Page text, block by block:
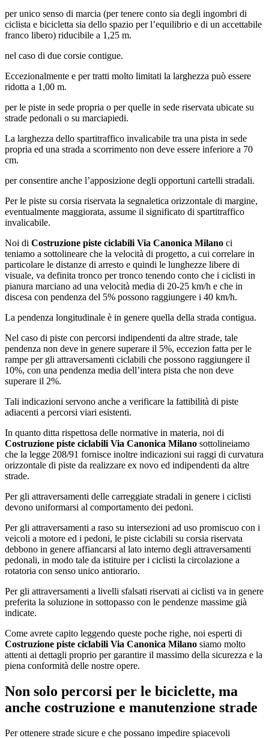
per unico senso di marcia (per tenere conto sia degli ingombri di
ciclista e bicicletta sia dello spazio per l’equilibrio e di un accettabile
franco libero) riducibile a 1,25 m.
nel caso di due corsie contigue.
Eccezionalmente e per tratti molto limitati la larghezza può essere
ridotta a 1,00 m.
per le piste in sede propria o per quelle in sede riservata ubicate su
strade pedonali o su marciapiedi.
La larghezza dello spartitraffico invalicabile tra una pista in sede
propria ed una strada a scorrimento non deve essere inferiore a 70
cm.
per consentire anche l’apposizione degli opportuni cartelli stradali.
Per le piste su corsia riservata la segnaletica orizzontale di margine,
eventualmente maggiorata, assume il significato di spartitraffico
invalicabile.
Noi di Costruzione piste ciclabili Via Canonica Milano ci
teniamo a sottolineare che la velocità di progetto, a cui correlare in
particolare le distanze di arresto e quindi le lunghezze libere di
visuale, va definita tronco per tronco tenendo conto che i ciclisti in
pianura marciano ad una velocità media di 20-25 km/h e che in
discesa con pendenza del 5% possono raggiungere i 40 km/h.
La pendenza longitudinale è in genere quella della strada contigua.
Nel caso di piste con percorsi indipendenti da altre strade, tale
pendenza non deve in genere superare il 5%, eccezion fatta per le
rampe per gli attraversamenti ciclabili che possono raggiungere il
10%, con una pendenza media dell’intera pista che non deve
superare il 2%.
Tali indicazioni servono anche a verificare la fattibilità di piste
adiacenti a percorsi viari esistenti.
In quanto ditta rispettosa delle normative in materia, noi di
Costruzione piste ciclabili Via Canonica Milano sottolineiamo
che la legge 208/91 fornisce inoltre indicazioni sui raggi di curvatura
orizzontale di piste da realizzare ex novo ed indipendenti da altre
strade.
Per gli attraversamenti delle carreggiate stradali in genere i ciclisti
devono uniformarsi al comportamento dei pedoni.
Per gli attraversamenti a raso su intersezioni ad uso promiscuo con i
veicoli a motore ed i pedoni, le piste ciclabili su corsia riservata
debbono in genere affiancarsi al lato interno degli attraversamenti
pedonali, in modo tale da istituire per i ciclisti la circolazione a
rotatoria con senso unico antiorario.
Per gli attraversamenti a livelli sfalsati riservati ai ciclisti va in genere
preferita la soluzione in sottopasso con le pendenze massime già
indicate.
Come avrete capito leggendo queste poche righe, noi esperti di
Costruzione piste ciclabili Via Canonica Milano siamo molto
attenti ai dettagli proprio per garantire il massimo della sicurezza e la
piena conformità delle nostre opere.
Non solo percorsi per le biciclette, ma
anche costruzione e manutenzione strade
Per ottenere strade sicure e che possano impedire spiacevoli